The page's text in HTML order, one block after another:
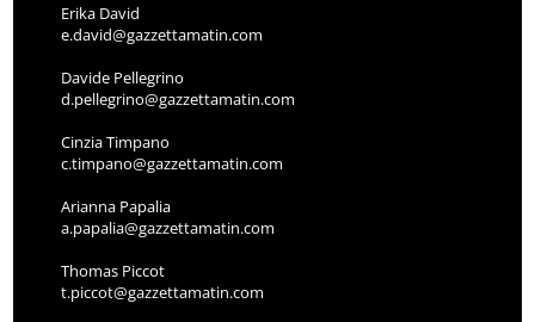
Erika David
e.david@gazzettamatin.com
Davide Pellegrino
d.pellegrino@gazzettamatin.com
Cinzia Timpano
c.timpano@gazzettamatin.com
Arianna Papalia
a.papalia@gazzettamatin.com
Thomas Piccot
t.piccot@gazzettamatin.com